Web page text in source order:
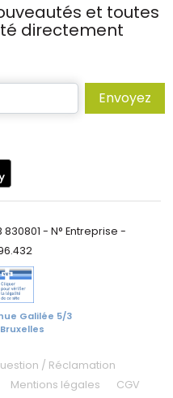
et toutes
directement
Envoyez
- N° Entreprise -
Galilée 5/3
Bruxelles
/ Réclamation
Mentions légales
CGV